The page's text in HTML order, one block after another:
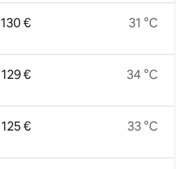
130 €
129 €
125 €
31 °C
34 °C
33 °C